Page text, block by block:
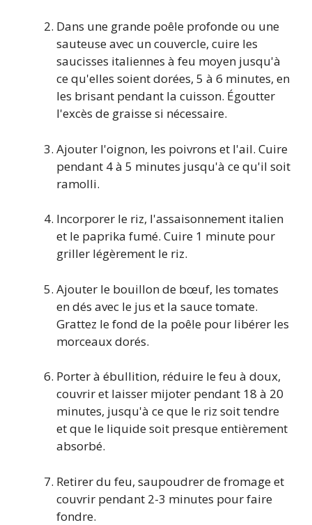
Dans une grande poêle profonde ou une
sauteuse avec un couvercle, cuire les
saucisses italiennes à feu moyen jusqu'à
ce qu'elles soient dorées, 5 à 6 minutes, en
les brisant pendant la cuisson. Égoutter
l'excès de graisse si nécessaire.
Ajouter l'oignon, les poivrons et l'ail. Cuire
pendant 4 à 5 minutes jusqu'à ce qu'il soit
ramolli.
Incorporer le riz, l'assaisonnement italien
et le paprika fumé. Cuire 1 minute pour
griller légèrement le riz.
Ajouter le bouillon de bœuf, les tomates
en dés avec le jus et la sauce tomate.
Grattez le fond de la poêle pour libérer les
morceaux dorés.
Porter à ébullition, réduire le feu à doux,
couvrir et laisser mijoter pendant 18 à 20
minutes, jusqu'à ce que le riz soit tendre
et que le liquide soit presque entièrement
absorbé.
Retirer du feu, saupoudrer de fromage et
couvrir pendant 2-3 minutes pour faire
fondre.